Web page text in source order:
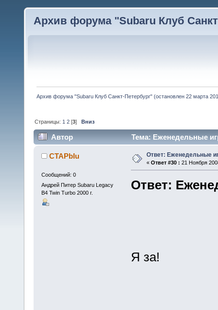
Архив форума "Subaru Клуб
Архив форума "Subaru Клуб Санкт-Петербург" (остановлен 22 марта
Страницы: 1 2 [3]Вниз
Автор Тема: Еженедельные
CTAPbIu
Сообщений: 0
Андрей Питер Subaru Legacy
B4 Twin Turbo 2000 г.
Ответ: Еженедельные
« Ответ #30 : 21 Ноября
Ответ:
Я за!